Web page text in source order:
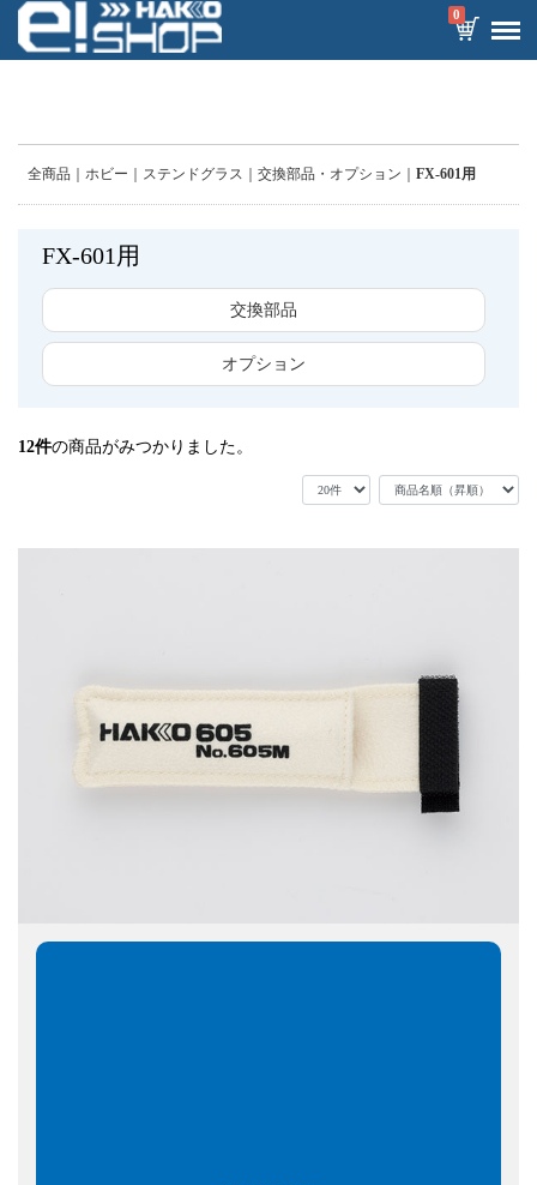
0
全商品 ホビー ステンドグラス 交換部品・オプション FX-601用
FX-601用
交換部品
オプション
12件の商品がみつかりました。